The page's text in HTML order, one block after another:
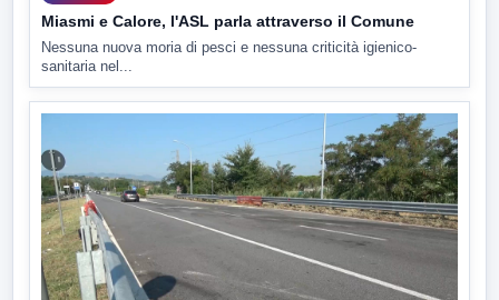
Miasmi e Calore, l'ASL parla attraverso il Comune
Nessuna nuova moria di pesci e nessuna criticità igienico-
sanitaria nel...